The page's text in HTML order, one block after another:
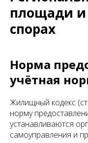
площади и
спорах
Норма
учётная
Жилищный кодекс
норму
устанавливаются
самоуправления и